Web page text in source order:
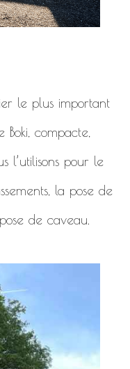
le plus important
compacte,
l’utilisons pour le
la pose de
de caveau.